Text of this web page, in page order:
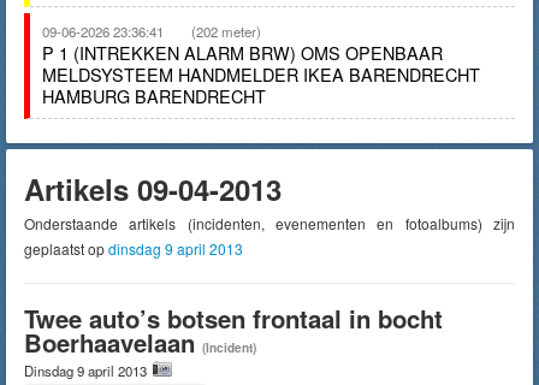
09-06-2026 23:36:41 (202 meter)
P 1 (INTREKKEN ALARM BRW) OMS OPENBAAR
MELDSYSTEEM HANDMELDER IKEA BARENDRECHT
HAMBURG BARENDRECHT
Artikels 09-04-2013
Onderstaande artikels (incidenten, evenementen en fotoalbums) zijn
geplaatst opdinsdag 9 april 2013
Twee auto’s botsen frontaal in bocht
Boerhaavelaan (Incident)
Dinsdag 9 april 2013